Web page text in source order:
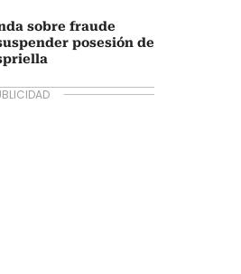
sobre fraude
posesión de